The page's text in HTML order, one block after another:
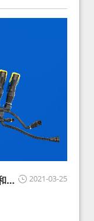
2021-03-25
展